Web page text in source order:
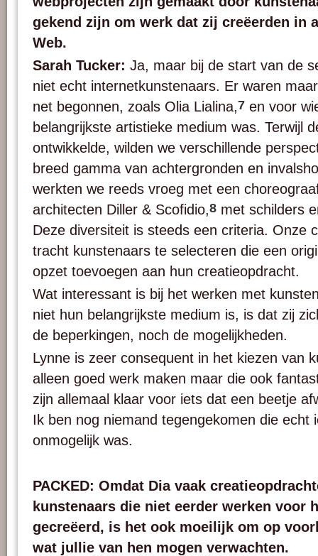
gekend zijn om werk dat zij creëerden in
Web.
Sarah Tucker: Ja, maar bij de start van de
niet echt internetkunstenaars. Er waren
net begonnen, zoals Olia Lialina,7 en voor
belangrijkste artistieke medium was. Terwijl
ontwikkelde, wilden we verschillende
breed gamma van achtergronden en
werkten we reeds vroeg met een
architecten Diller & Scofidio,8 met schilders
Deze diversiteit is steeds een criteria. Onze
tracht kunstenaars te selecteren die een
opzet toevoegen aan hun creatieopdracht.
Wat interessant is bij het werken met
niet hun belangrijkste medium is, is dat zij
de beperkingen, noch de mogelijkheden.
Lynne is zeer consequent in het kiezen van
alleen goed werk maken maar die ook
zijn allemaal klaar voor iets dat een beetje
Ik ben nog niemand tegengekomen die echt
onmogelijk was.
PACKED: Omdat Dia vaak
kunstenaars die niet eerder werken voor
gecreëerd, is het ook moeilijk om op
wat jullie van hen mogen verwachten.